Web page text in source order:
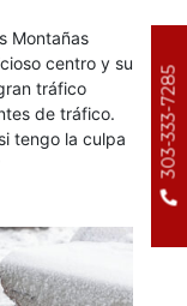
Montañas
centro y su
tráfico
de tráfico.
tengo la culpa
303-333-7285